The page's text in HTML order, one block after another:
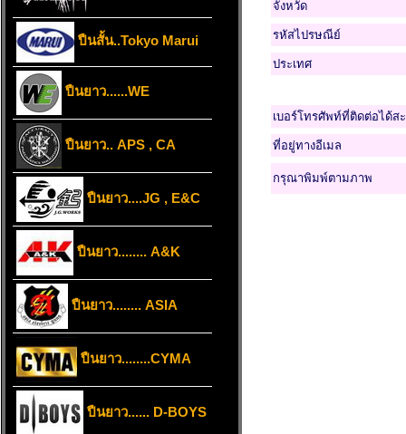
ปืนสั้น..Tokyo Marui
ปืนยาว......WE
ปืนยาว.. APS , CA
ปืนยาว....JG , E&C
ปืนยาว........ A&K
ปืนยาว........ ASIA
ปืนยาว........CYMA
ปืนยาว...... D-BOYS
จังหวัด
รหัสไปรษณีย์
ประเทศ
เบอร์โทรศัพท์ที่ติดต่อได้ส
ที่อยู่ทางอีเมล
กรุณาพิมพ์ตามภาพ